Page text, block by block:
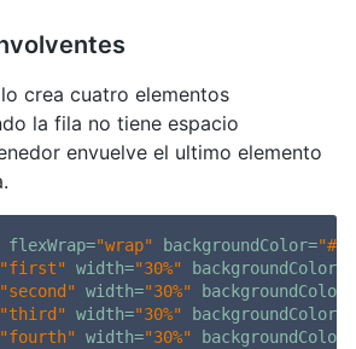
crea cuatro elementos
la fila no tiene espacio
envuelve el ultimo elemento
flexWrap="wrap" backgroundColor=
"first" width="30%" backgroundColor
"second" width="30%" backgroundColor
"third" width="30%" backgroundColor
"fourth" width="30%" backgroundColor